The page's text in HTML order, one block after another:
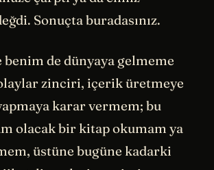
Sonuçta buradasınız.
benim de dünyaya gelmeme
zinciri, içerik üretmeye
karar vermem; bu
olacak bir kitap okumam ya
üstüne bugüne kadarki